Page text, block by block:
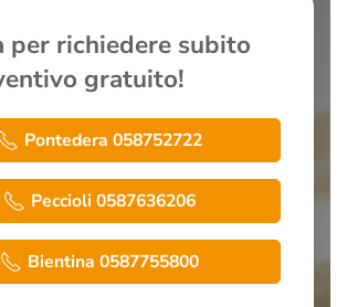
per richiedere subito
gratuito!
Pontedera 058752722
Peccioli 0587636206
Bientina 0587755800